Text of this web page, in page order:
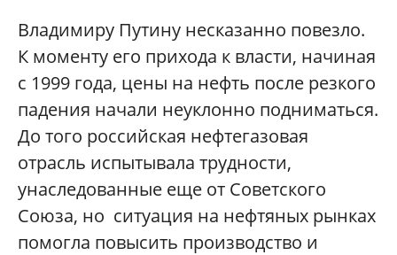
Владимиру Путину несказанно повезло.
К моменту его прихода к власти, начиная
с 1999 года, цены на нефть после резкого
падения начали неуклонно подниматься.
До того российская нефтегазовая
отрасль испытывала трудности,
унаследованные еще от Советского
Союза, но ситуация на нефтяных рынках
помогла повысить производство и